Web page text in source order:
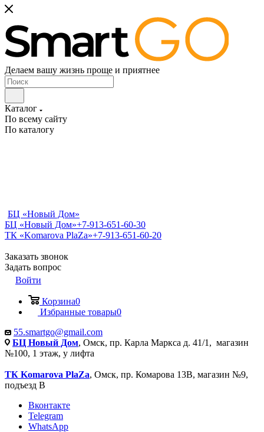
Делаем вашу жизнь проще и приятнее
Каталог
По всему сайту
По каталогу
БЦ «Новый Дом»
БЦ «Новый Дом»+7-913-651-60-30
ТК «Komarova PlaZa»+7-913-651-60-20
Заказать звонок
Задать вопрос
Войти
Корзина0
Избранные товары0
55.smartgo@gmail.com
БЦ Новый Дом, Омск, пр. Карла Маркса д. 41/1, магазин
№100, 1 этаж, у лифта
ТК Komarova PlaZa, Омск, пр. Комарова 13В, магазин №9,
подъезд В
Вконтакте
Telegram
WhatsApp